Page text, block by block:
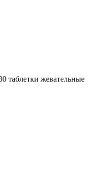
жевательные